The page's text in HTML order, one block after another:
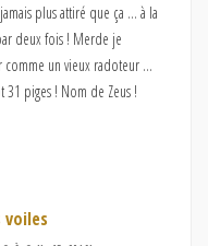
plus attiré que ça … à la
deux fois ! Merde je
comme un vieux radoteur …
31 piges ! Nom de Zeus !
voiles